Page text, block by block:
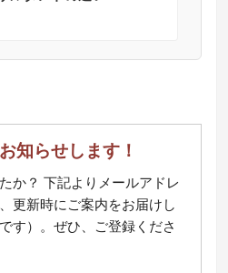
知らせします！
か？ 下記よりメールアドレ
更新時にご案内をお届けし
す）。ぜひ、ご登録くださ